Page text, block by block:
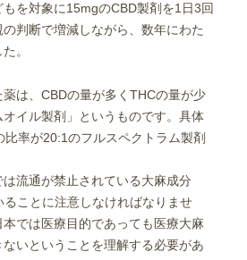
を対象に15mgのCBD製剤を1日3回
判断で増減しながら、数年にわた
。
は、CBDの量が多くTHCの量が少
イル製剤」というものです。具体
比率が20:1のフルスペクトラム製剤
流通が禁止されている大麻成分
ることに注意しなければなりませ
では医療目的であっても医療大麻
いということを理解する必要があ